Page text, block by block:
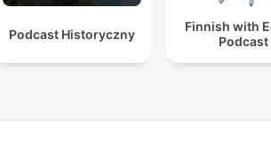
Podcast Historyczny
Finnish with
Podcast